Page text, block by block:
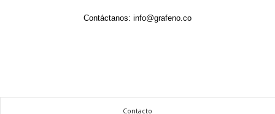
Contáctanos: info@grafeno.co
Contacto